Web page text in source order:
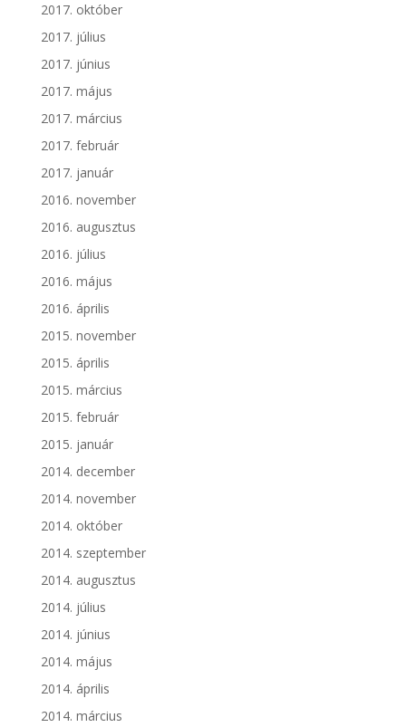
2017. október
2017. július
2017. június
2017. május
2017. március
2017. február
2017. január
2016. november
2016. augusztus
2016. július
2016. május
2016. április
2015. november
2015. április
2015. március
2015. február
2015. január
2014. december
2014. november
2014. október
2014. szeptember
2014. augusztus
2014. július
2014. június
2014. május
2014. április
2014. március